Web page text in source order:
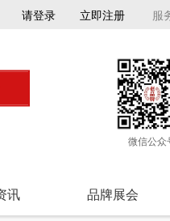
请登录 立即注册 服
微信公众
讯 品牌展会